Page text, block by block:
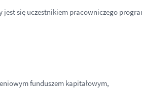
jest się uczestnikiem pracowniczego
funduszem kapitałowym,